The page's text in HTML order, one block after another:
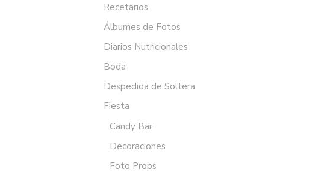
Recetarios
Álbumes de Fotos
Diarios Nutricionales
Boda
Despedida de Soltera
Fiesta
Candy Bar
Decoraciones
Foto Props